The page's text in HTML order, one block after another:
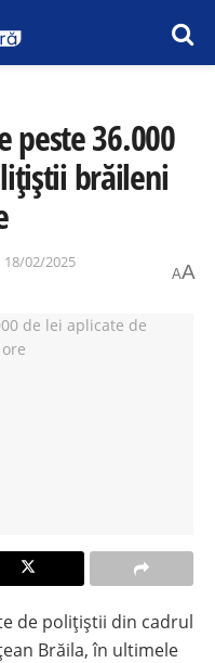
peste 36.000
brăileni
18/02/2025
AA
de polițiștii din cadrul
Brăila, în ultimele